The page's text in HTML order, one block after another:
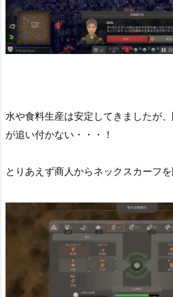
水や食料生産は安定してきましたが
が追い付かない・・・！
とりあえず商人からネックスカーフを